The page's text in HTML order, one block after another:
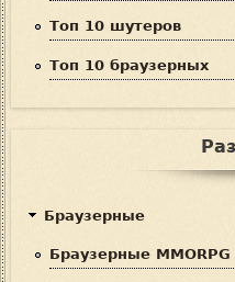
Топ 10 шутеров
Топ 10 браузерных
Браузерные
Браузерные MMORPG